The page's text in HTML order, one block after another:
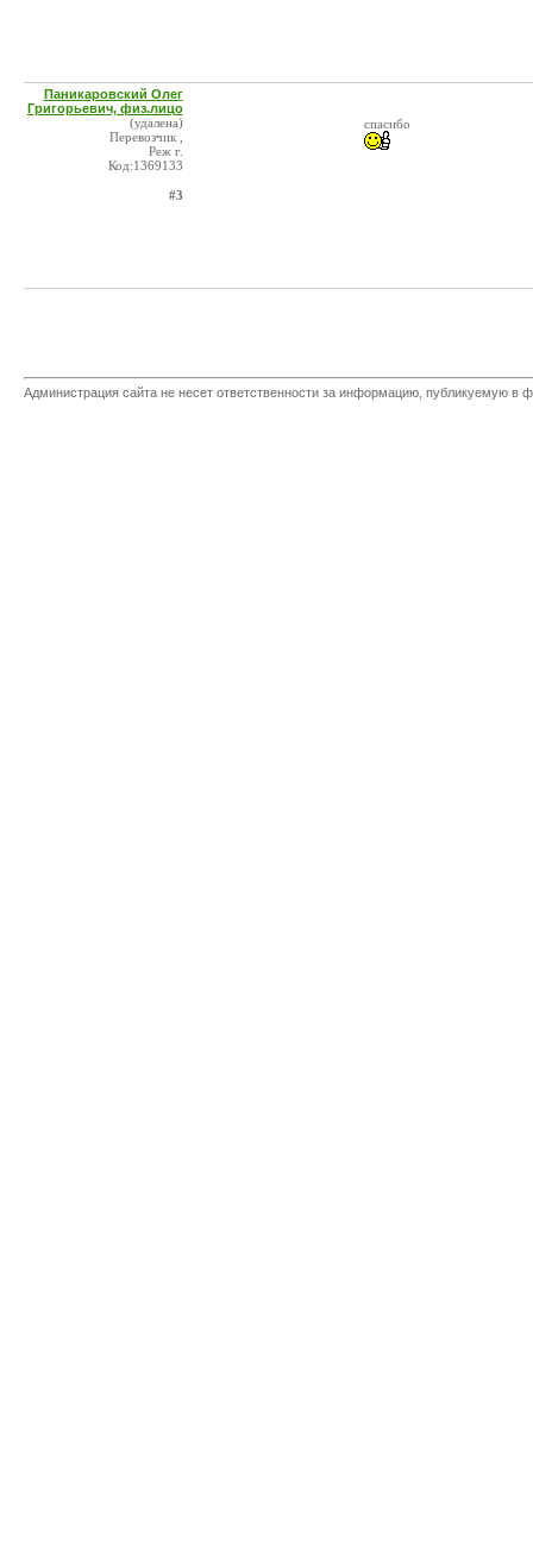
Паникаровский Олег
Григорьевич, физ.лицо
(удалена)
Перевозчик ,
Реж г.
Код:1369133
#3
спасибо
Администрация сайта не несет ответственности за информацию, публикуемую